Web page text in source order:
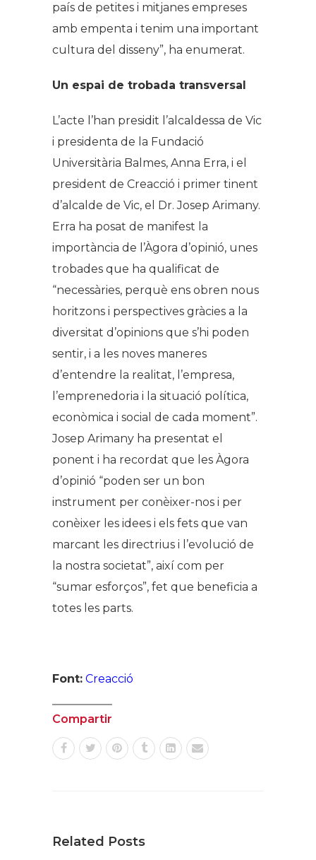
país de petites i mitjanes empreses
amb empenta i tenim una important
cultura del disseny”, ha enumerat.
Un espai de trobada transversal
L’acte l’han presidit l’alcaldessa de Vic
i presidenta de la Fundació
Universitària Balmes, Anna Erra, i el
president de Creacció i primer tinent
d’alcalde de Vic, el Dr. Josep Arimany.
Erra ha posat de manifest la
importància de l’Àgora d’opinió, unes
trobades que ha qualificat de
“necessàries, perquè ens obren nous
horitzons i perspectives gràcies a la
diversitat d’opinions que s’hi poden
sentir, i a les noves maneres
d’entendre la realitat, l’empresa,
l’emprenedoria i la situació política,
econòmica i social de cada moment”.
Josep Arimany ha presentat el
ponent i ha recordat que les Àgora
d’opinió “poden ser un bon
instrument per conèixer-nos i per
conèixer les idees i els fets que van
marcant les directrius i l’evolució de
la nostra societat”, així com per
“sumar esforços”, fet que beneficia a
totes les parts.
Font: Creacció
Compartir
Related Posts